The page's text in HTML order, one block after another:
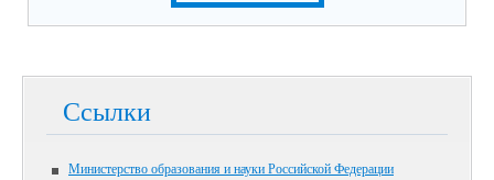
Ссылки
Министерство образования и науки Российской Федерации